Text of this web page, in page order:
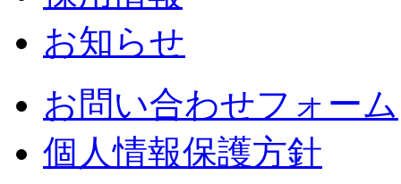
お知らせ
お問い合わせフォーム
個人情報保護方針